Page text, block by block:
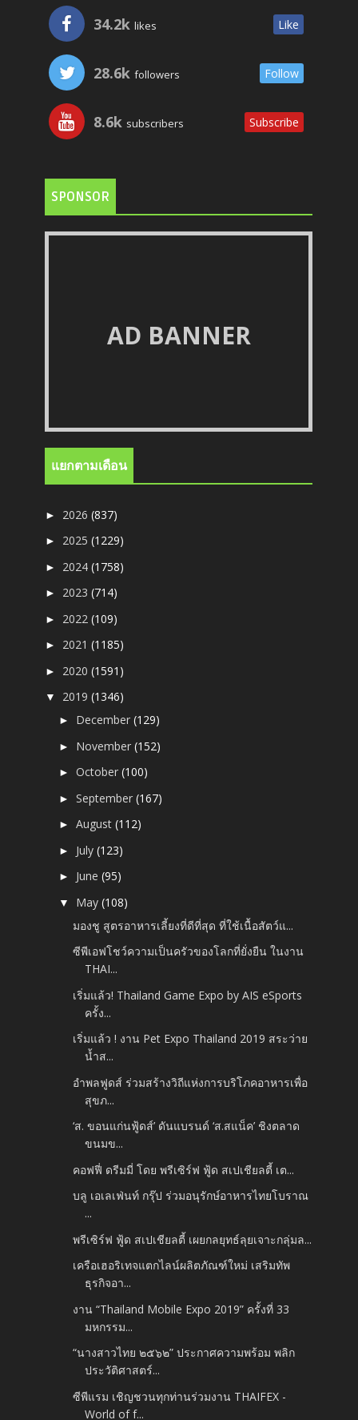
34.2k likes Like
28.6k followers Follow
8.6k subscribers Subscribe
SPONSOR
AD BANNER
แยกตามเดือน
► 2026(837)
► 2025(1229)
► 2024(1758)
► 2023(714)
► 2022(109)
► 2021(1185)
► 2020(1591)
▼ 2019(1346)
► December(129)
► November(152)
►October(100)
►September(167)
►August(112)
► July(123)
► June(95)
▼ May(108)
มองชู สูตรอาหารเลี้ยงที่ดีที่สุด ที่ใช้เนื้อสัตว์แ...
ซีพีเอฟโชว์ความเป็นครัวของโลกที่ยั่งยืน ในงาน
THAI...
เริ่มแล้ว! Thailand Game Expo by AIS eSports
ครั้ง...
เริ่มแล้ว ! งาน Pet Expo Thailand 2019 สระว่าย
น้ำส...
อำพลฟูดส์ ร่วมสร้างวิถีแห่งการบริโภคอาหารเพื่อ
สุขภ...
‘ส. ขอนแก่นฟู้ดส์’ ดันแบรนด์ ‘ส.สแน็ค’ ชิงตลาด
ขนมข...
คอฟฟี่ ดรีมมี่ โดย พรีเซิร์ฟ ฟู้ด สเปเชียลตี้ เต...
บลู เอเลเฟ่นท์ กรุ๊ป ร่วมอนุรักษ์อาหารไทยโบราณ
...
พรีเซิร์ฟ ฟู้ด สเปเชียลตี้ เผยกลยุทธ์ลุยเจาะกลุ่มล...
เครือเฮอริเทจแตกไลน์ผลิตภัณฑ์ใหม่ เสริมทัพ
ธุรกิจอา...
งาน “Thailand Mobile Expo 2019” ครั้งที่ 33
มหกรรม...
“นางสาวไทย ๒๕๖๒” ประกาศความพร้อม พลิก
ประวัติศาสตร์...
ซีพีแรม เชิญชวนทุกท่านร่วมงาน THAIFEX -
World of f...